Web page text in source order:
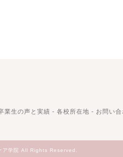
業生の声と実績 - 各校所在地 - お問い
学院 All Rights Reserved.